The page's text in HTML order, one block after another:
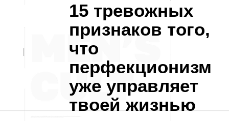
15 тревожных
признаков того,
что
перфекционизм
уже управляет
твоей жизнью